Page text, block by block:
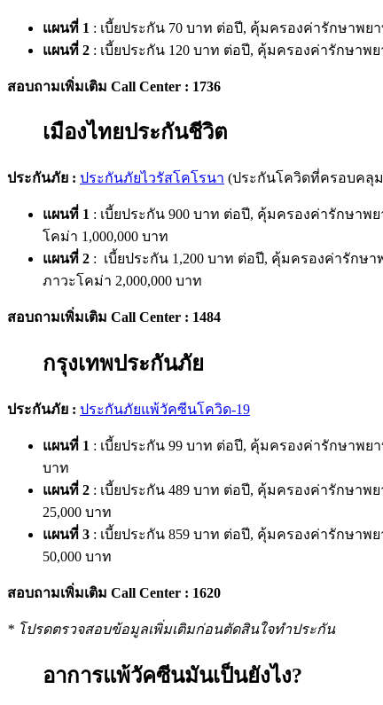
แผนที่ 1 : เบี้ยประกัน 70 บาท ต่อปี, คุ้มครองค่ารักษาพย
แผนที่ 2 : เบี้ยประกัน 120 บาท ต่อปี, คุ้มครองค่ารักษาพ
สอบถามเพิ่มเติม Call Center : 1736
เมืองไทยประกันชีวิต
ประกันภัย : ประกันภัยไวรัสโคโรนา (ประกันโควิดที่ครอบคลุ
แผนที่ 1 : เบี้ยประกัน 900 บาท ต่อปี, คุ้มครองค่ารักษาพ
โคม่า 1,000,000 บาท
แผนที่ 2 : เบี้ยประกัน 1,200 บาท ต่อปี, คุ้มครองค่ารักษา
ภาวะโคม่า 2,000,000 บาท
สอบถามเพิ่มเติม Call Center : 1484
กรุงเทพประกันภัย
ประกันภัย : ประกันภัยแพ้วัคซีนโควิด-19
แผนที่ 1 : เบี้ยประกัน 99 บาท ต่อปี, คุ้มครองค่ารักษาพย
บาท
แผนที่ 2 : เบี้ยประกัน 489 บาท ต่อปี, คุ้มครองค่ารักษาพ
25,000 บาท
แผนที่ 3 : เบี้ยประกัน 859 บาท ต่อปี, คุ้มครองค่ารักษาพ
50,000 บาท
สอบถามเพิ่มเติม Call Center : 1620
* โปรดตรวจสอบข้อมูลเพิ่มเติมก่อนตัดสินใจทำประกัน
อาการแพ้วัคซีนมันเป็นยังไง?